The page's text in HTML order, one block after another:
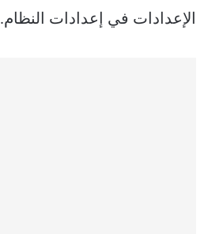
الإعدادات في إعدادات النظام.